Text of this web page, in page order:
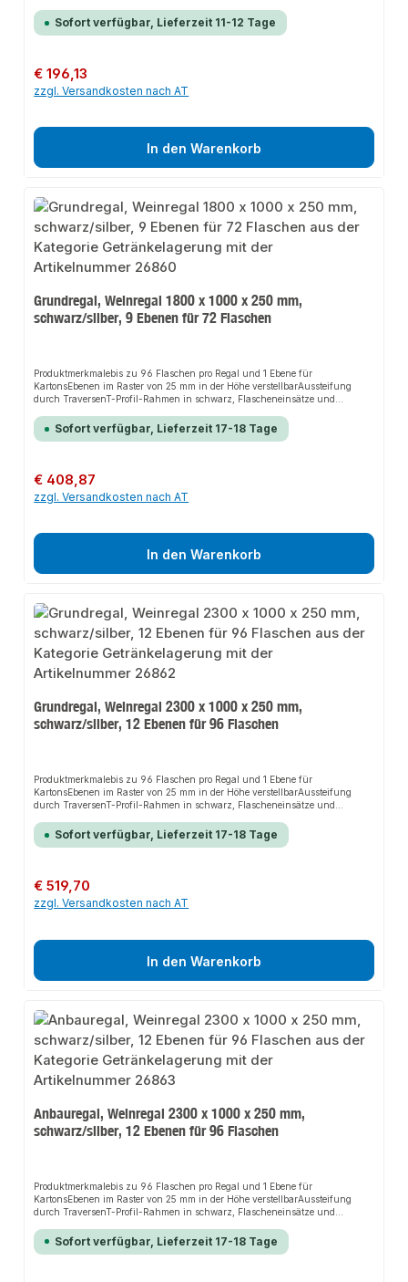
Sofort verfügbar, Lieferzeit 11-12 Tage
Regulärer Preis:
€ 196,13
zzgl. Versandkosten nach AT
In den Warenkorb
Grundregal, Weinregal 1800 x 1000 x 250 mm,
schwarz/silber, 9 Ebenen für 72 Flaschen
Produktmerkmalebis zu 96 Flaschen pro Regal und 1 Ebene für
KartonsEbenen im Raster von 25 mm in der Höhe verstellbarAussteifung
durch TraversenT-Profil-Rahmen in schwarz, Flascheneinsätze und
Entnahmeübersichtliche Lagerungschneller Aufbau durch einfaches
Stecken der Flascheneinsätze
Sofort verfügbar, Lieferzeit 17-18 Tage
Regulärer Preis:
€ 408,87
zzgl. Versandkosten nach AT
In den Warenkorb
Grundregal, Weinregal 2300 x 1000 x 250 mm,
schwarz/silber, 12 Ebenen für 96 Flaschen
Produktmerkmalebis zu 96 Flaschen pro Regal und 1 Ebene für
KartonsEbenen im Raster von 25 mm in der Höhe verstellbarAussteifung
durch TraversenT-Profil-Rahmen in schwarz, Flascheneinsätze und
Entnahmeübersichtliche Lagerungschneller Aufbau durch einfaches
Stecken der Flascheneinsätze
Sofort verfügbar, Lieferzeit 17-18 Tage
Regulärer Preis:
€ 519,70
zzgl. Versandkosten nach AT
In den Warenkorb
Anbauregal, Weinregal 2300 x 1000 x 250 mm,
schwarz/silber, 12 Ebenen für 96 Flaschen
Produktmerkmalebis zu 96 Flaschen pro Regal und 1 Ebene für
KartonsEbenen im Raster von 25 mm in der Höhe verstellbarAussteifung
durch TraversenT-Profil-Rahmen in schwarz, Flascheneinsätze und
Entnahmeübersichtliche Lagerungschneller Aufbau durch einfaches
Stecken der Flascheneinsätze
Sofort verfügbar, Lieferzeit 17-18 Tage